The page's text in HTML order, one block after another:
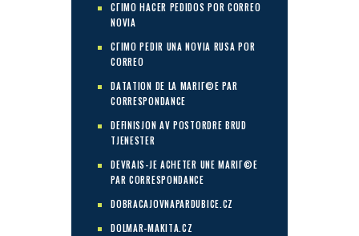
CГІMO HACER PEDIDOS POR CORREO
NOVIA
CГІMO PEDIR UNA NOVIA RUSA POR
CORREO
DATATION DE LA MARIГ©E PAR
CORRESPONDANCE
DEFINISJON AV POSTORDRE BRUD
TJENESTER
DEVRAIS-JE ACHETER UNE MARIГ©E
PAR CORRESPONDANCE
DOBRACAJOVNAPARDUBICE.CZ
DOLMAR-MAKITA.CZ